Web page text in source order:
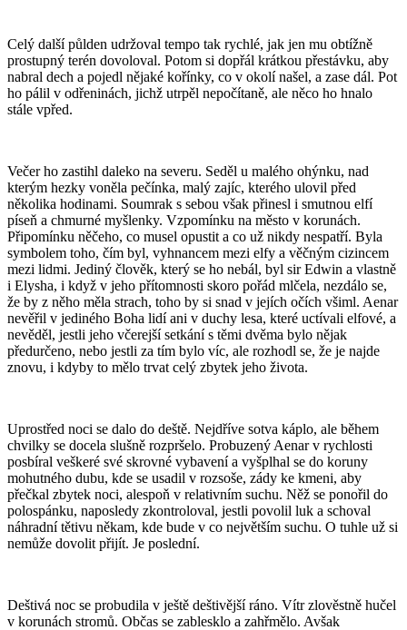
Celý další půlden udržoval tempo tak rychlé, jak jen mu obtížně
prostupný terén dovoloval. Potom si dopřál krátkou přestávku, aby
nabral dech a pojedl nějaké kořínky, co v okolí našel, a zase dál. Pot
ho pálil v odřeninách, jichž utrpěl nepočítaně, ale něco ho hnalo
stále vpřed.
Večer ho zastihl daleko na severu. Seděl u malého ohýnku, nad
kterým hezky voněla pečínka, malý zajíc, kterého ulovil před
několika hodinami. Soumrak s sebou však přinesl i smutnou elfí
píseň a chmurné myšlenky. Vzpomínku na město v korunách.
Připomínku něčeho, co musel opustit a co už nikdy nespatří. Byla
symbolem toho, čím byl, vyhnancem mezi elfy a věčným cizincem
mezi lidmi. Jediný člověk, který se ho nebál, byl sir Edwin a vlastně
i Elysha, i když v jeho přítomnosti skoro pořád mlčela, nezdálo se,
že by z něho měla strach, toho by si snad v jejích očích všiml. Aenar
nevěřil v jediného Boha lidí ani v duchy lesa, které uctívali elfové, a
nevěděl, jestli jeho včerejší setkání s těmi dvěma bylo nějak
předurčeno, nebo jestli za tím bylo víc, ale rozhodl se, že je najde
znovu, i kdyby to mělo trvat celý zbytek jeho života.
Uprostřed noci se dalo do deště. Nejdříve sotva káplo, ale během
chvilky se docela slušně rozpršelo. Probuzený Aenar v rychlosti
posbíral veškeré své skrovné vybavení a vyšplhal se do koruny
mohutného dubu, kde se usadil v rozsoše, zády ke kmeni, aby
přečkal zbytek noci, alespoň v relativním suchu. Něž se ponořil do
polospánku, naposledy zkontroloval, jestli povolil luk a schoval
náhradní tětivu někam, kde bude v co největším suchu. O tuhle už si
nemůže dovolit přijít. Je poslední.
Deštivá noc se probudila v ještě deštivější ráno. Vítr zlověstně hučel
v korunách stromů. Občas se zablesklo a zahřmělo. Avšak